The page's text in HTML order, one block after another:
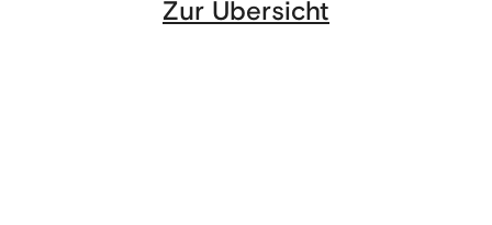
Zur Übersicht